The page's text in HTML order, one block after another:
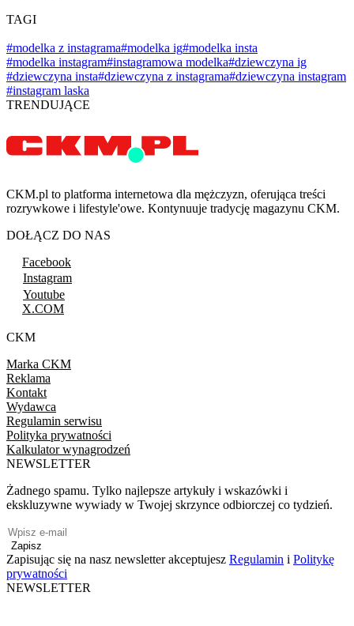
TAGI
#modelka z instagrama#modelka ig#modelka insta
#modelka instagram#instagramowa modelka#dziewczyna ig
#dziewczyna insta#dziewczyna z instagrama#dziewczyna instagram
#instagram laska
TRENDUJĄCE
CKM.pl to platforma internetowa dla mężczyzn, oferująca treści
rozrywkowe i lifestyle'owe. Kontynuuje tradycję magazynu CKM.
DOŁĄCZ DO NAS
Facebook
Instagram
Youtube
X.COM
CKM
Marka CKM
Reklama
Kontakt
Wydawca
Regulamin serwisu
Polityka prywatności
Kalkulator wynagrodzeń
NEWSLETTER
Żadnego spamu. Tylko najlepsze artykuły i wskazówki i
ekskluzywne wywiady w Twojej skrzynce odbiorczej co tydzień.
Zapisz
Zapisując się na nasz newsletter akceptujesz Regulamin i Politykę
prywatności
NEWSLETTER